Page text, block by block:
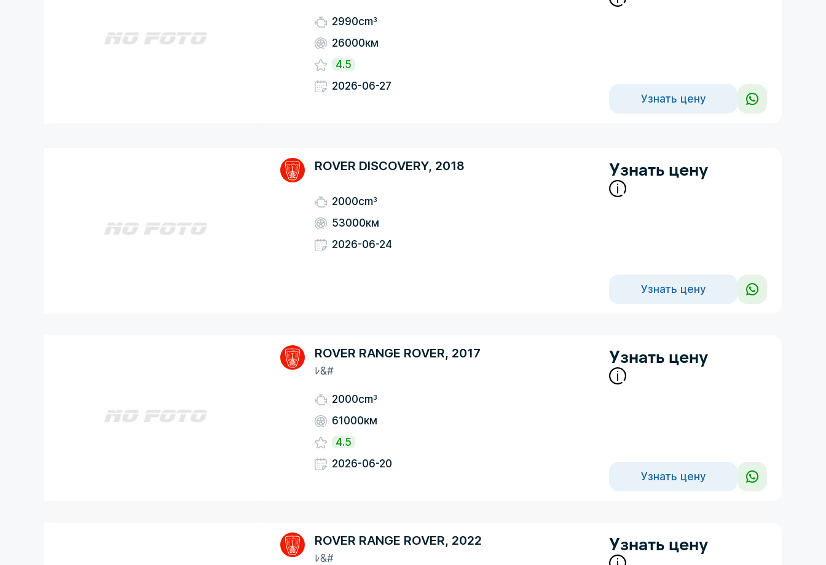
2990cm3
26000км
4.5
2026-06-27
Узнать цену
ROVER DISCOVERY, 2018
2000cm3
53000км
2026-06-24
Узнать цену
Узнать цену
ROVER RANGE ROVER, 2017
ﾚ&#
2000cm3
61000км
4.5
2026-06-20
Узнать цену
Узнать цену
ROVER RANGE ROVER, 2022
ﾚ&#
Узнать цену